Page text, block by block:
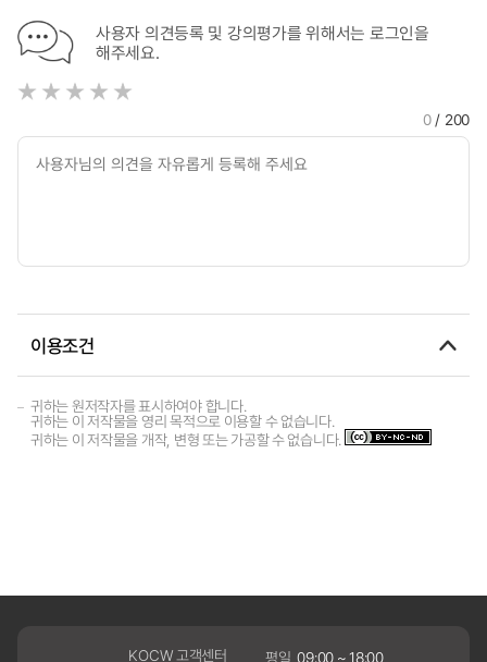
사용자 의견등록 및 강의평가를 위해서는 로그인을
해주세요.
0/ 200
이용조건
귀하는 원저작자를 표시하여야 합니다.
귀하는 이 저작물을 영리 목적으로 이용할 수 없습니다.
귀하는 이 저작물을 개작, 변형 또는 가공할 수 없습니다.
KOCW 고객센터 평일 09:00 ~ 18:00